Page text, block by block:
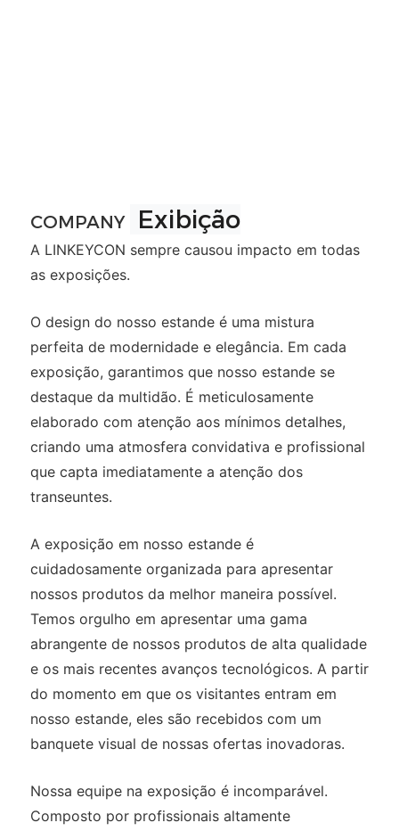
COMPANY Exibição
A LINKEYCON sempre causou impacto em todas
as exposições.
O design do nosso estande é uma mistura
perfeita de modernidade e elegância. Em cada
exposição, garantimos que nosso estande se
destaque da multidão. É meticulosamente
elaborado com atenção aos mínimos detalhes,
criando uma atmosfera convidativa e profissional
que capta imediatamente a atenção dos
transeuntes.
A exposição em nosso estande é
cuidadosamente organizada para apresentar
nossos produtos da melhor maneira possível.
Temos orgulho em apresentar uma gama
abrangente de nossos produtos de alta qualidade
e os mais recentes avanços tecnológicos. A partir
do momento em que os visitantes entram em
nosso estande, eles são recebidos com um
banquete visual de nossas ofertas inovadoras.
Nossa equipe na exposição é incomparável.
Composto por profissionais altamente